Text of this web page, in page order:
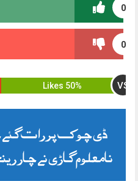
0
0
50% Likes VS
ڈی چوک پر رات
نامعلوم گاڑی نے چار